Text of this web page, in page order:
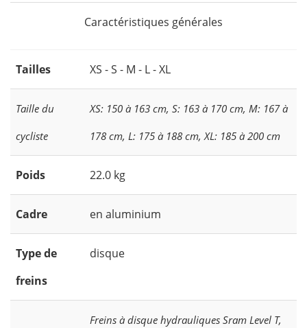
Caractéristiques générales
Tailles XS - S - M - L - XL
Taille du
cycliste
XS: 150 à 163 cm, S: 163 à 170 cm, M: 167 à
178 cm, L: 175 à 188 cm, XL: 185 à 200 cm
Poids 22.0 kg
Cadre en aluminium
Type de
freins
disque
Freins à disque hydrauliques Sram Level T,